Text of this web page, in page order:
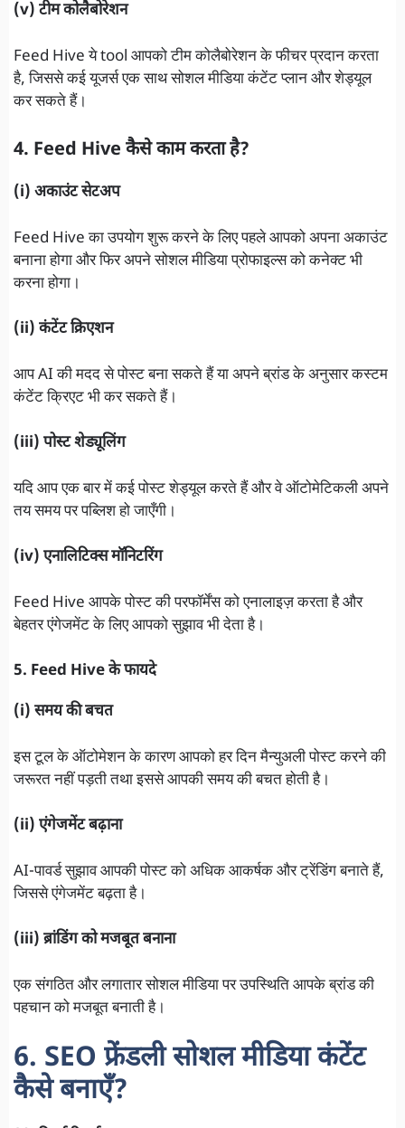
(v) टीम कोलैबोरेशन
Feed Hive ये tool आपको टीम कोलैबोरेशन के फीचर प्रदान करता
है, जिससे कई यूजर्स एक साथ सोशल मीडिया कंटेंट प्लान और शेड्यूल
कर सकते हैं।
4. Feed Hive कैसे काम करता है?
(i) अकाउंट सेटअप
Feed Hive का उपयोग शुरू करने के लिए पहले आपको अपना अकाउंट
बनाना होगा और फिर अपने सोशल मीडिया प्रोफाइल्स को कनेक्ट भी
करना होगा।
(ii) कंटेंट क्रिएशन
आप AI की मदद से पोस्ट बना सकते हैं या अपने ब्रांड के अनुसार कस्टम
कंटेंट क्रिएट भी कर सकते हैं।
(iii) पोस्ट शेड्यूलिंग
यदि आप एक बार में कई पोस्ट शेड्यूल करते हैं और वे ऑटोमेटिकली अपने
तय समय पर पब्लिश हो जाएँगी।
(iv) एनालिटिक्स मॉनिटरिंग
Feed Hive आपके पोस्ट की परफॉर्मेंस को एनालाइज़ करता है और
बेहतर एंगेजमेंट के लिए आपको सुझाव भी देता है।
5. Feed Hive के फायदे
(i) समय की बचत
इस टूल के ऑटोमेशन के कारण आपको हर दिन मैन्युअली पोस्ट करने की
जरूरत नहीं पड़ती तथा इससे आपकी समय की बचत होती है।
(ii) एंगेजमेंट बढ़ाना
AI-पावर्ड सुझाव आपकी पोस्ट को अधिक आकर्षक और ट्रेंडिंग बनाते हैं,
जिससे एंगेजमेंट बढ़ता है।
(iii) ब्रांडिंग को मजबूत बनाना
एक संगठित और लगातार सोशल मीडिया पर उपस्थिति आपके ब्रांड की
पहचान को मजबूत बनाती है।
6. SEO फ्रेंडली सोशल मीडिया कंटेंट
कैसे बनाएँ?